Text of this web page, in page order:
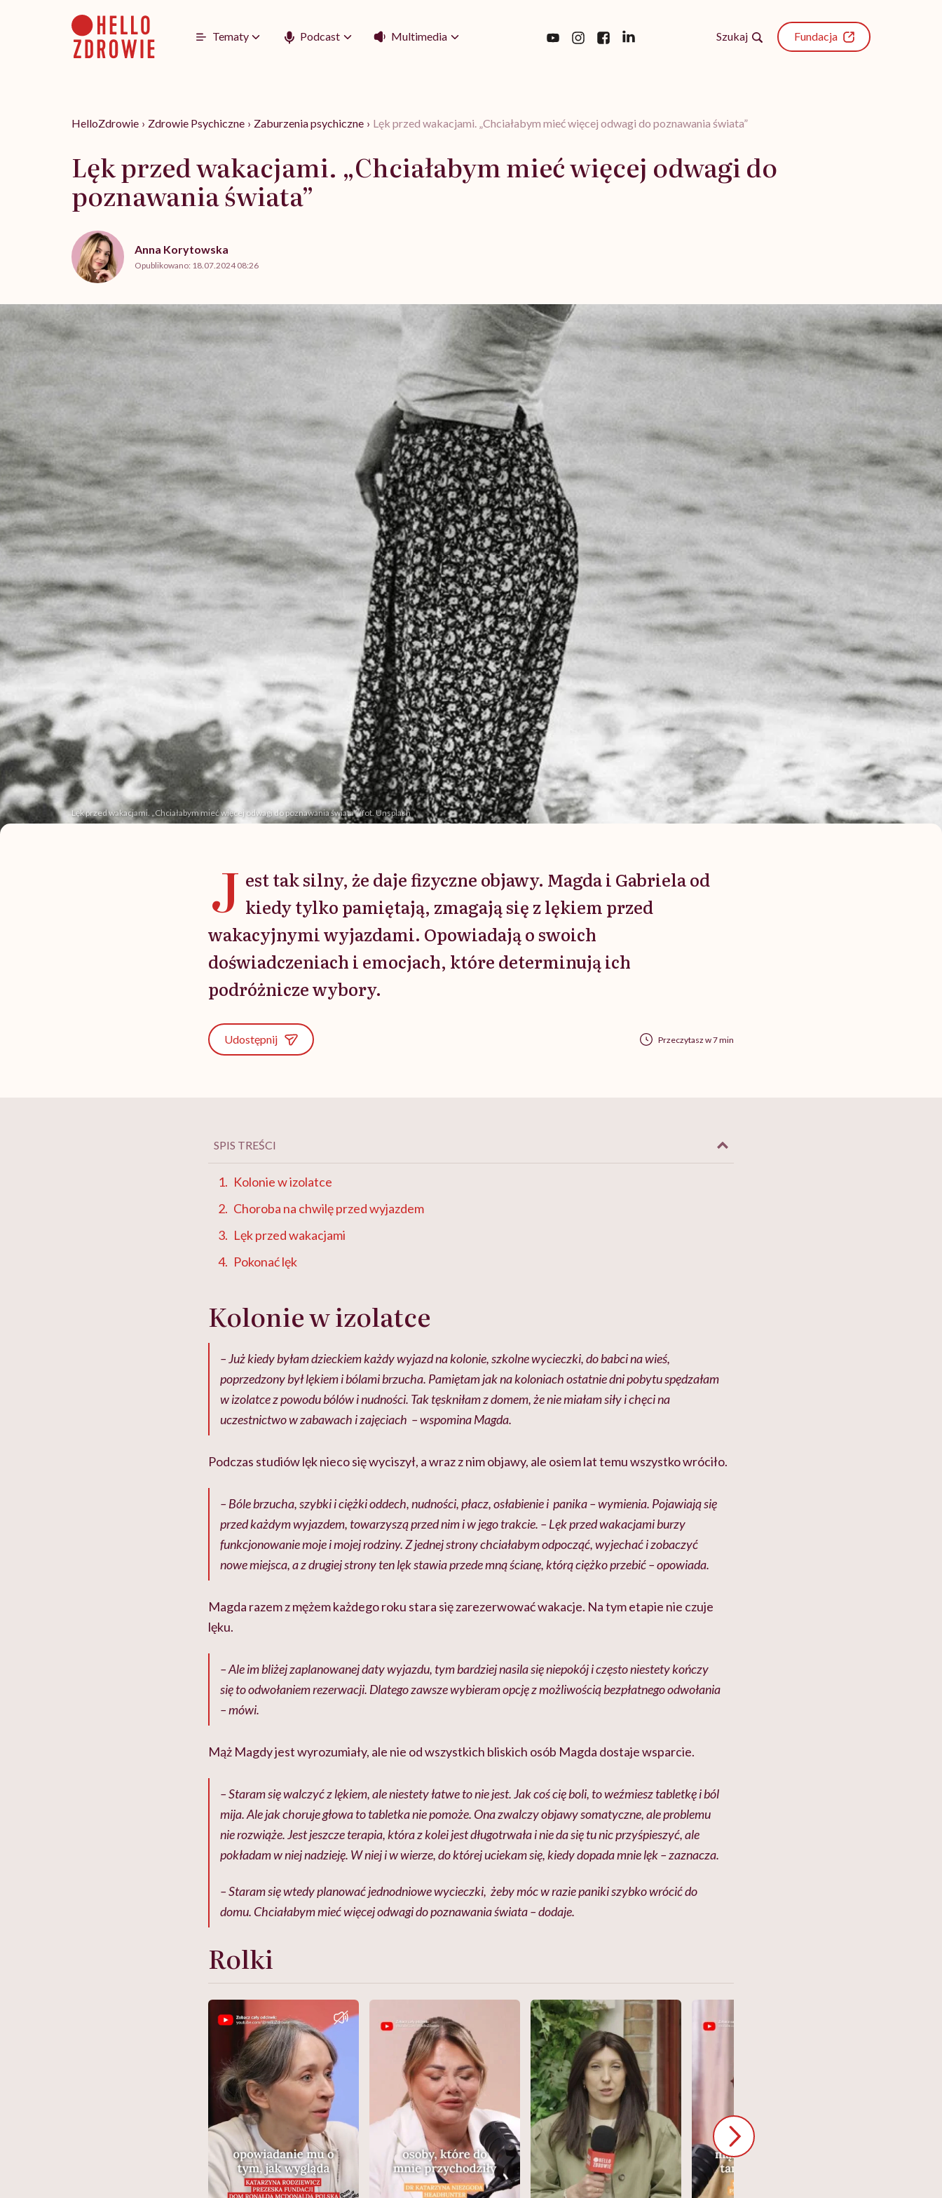
Tematy Podcast Multimedia Szukaj Fundacja
HelloZdrowie › Zdrowie Psychiczne › Zaburzenia psychiczne › Lęk przed wakacjami. „Chciałabym mieć więcej odwagi do poznawania świata”
Lęk przed wakacjami. „Chciałabym mieć więcej odwagi do
poznawania świata”
Anna Korytowska
Opublikowano: 18.07.2024 08:26
Lęk przed wakacjami. „Chciałabym mieć więcej odwagi do poznawania świata” /fot. Unsplash
J est tak silny, że daje fizyczne objawy. Magda i Gabriela od
kiedy tylko pamiętają, zmagają się z lękiem przed
wakacyjnymi wyjazdami. Opowiadają o swoich
doświadczeniach i emocjach, które determinują ich
podróżnicze wybory.
Udostępnij Przeczytasz w 7 min
SPIS TREŚCI
Kolonie w izolatce
Choroba na chwilę przed wyjazdem
Lęk przed wakacjami
Pokonać lęk
Kolonie w izolatce
– Już kiedy byłam dzieckiem każdy wyjazd na kolonie, szkolne wycieczki, do babci na wieś,
poprzedzony był lękiem i bólami brzucha. Pamiętam jak na koloniach ostatnie dni pobytu spędzałam
w izolatce z powodu bólów i nudności. Tak tęskniłam z domem, że nie miałam siły i chęci na
uczestnictwo w zabawach i zajęciach – wspomina Magda.
Podczas studiów lęk nieco się wyciszył, a wraz z nim objawy, ale osiem lat temu wszystko wróciło.
– Bóle brzucha, szybki i ciężki oddech, nudności, płacz, osłabienie i panika – wymienia. Pojawiają się
przed każdym wyjazdem, towarzyszą przed nim i w jego trakcie. – Lęk przed wakacjami burzy
funkcjonowanie moje i mojej rodziny. Z jednej strony chciałabym odpocząć, wyjechać i zobaczyć
nowe miejsca, a z drugiej strony ten lęk stawia przede mną ścianę, którą ciężko przebić – opowiada.
Magda razem z mężem każdego roku stara się zarezerwować wakacje. Na tym etapie nie czuje
lęku.
– Ale im bliżej zaplanowanej daty wyjazdu, tym bardziej nasila się niepokój i często niestety kończy
się to odwołaniem rezerwacji. Dlatego zawsze wybieram opcję z możliwością bezpłatnego odwołania
– mówi.
Mąż Magdy jest wyrozumiały, ale nie od wszystkich bliskich osób Magda dostaje wsparcie.
– Staram się walczyć z lękiem, ale niestety łatwe to nie jest. Jak coś cię boli, to weźmiesz tabletkę i ból
mija. Ale jak choruje głowa to tabletka nie pomoże. Ona zwalczy objawy somatyczne, ale problemu
nie rozwiąże. Jest jeszcze terapia, która z kolei jest długotrwała i nie da się tu nic przyśpieszyć, ale
pokładam w niej nadzieję. W niej i w wierze, do której uciekam się, kiedy dopada mnie lęk – zaznacza.
– Staram się wtedy planować jednodniowe wycieczki, żeby móc w razie paniki szybko wrócić do
domu. Chciałabym mieć więcej odwagi do poznawania świata – dodaje.
Rolki